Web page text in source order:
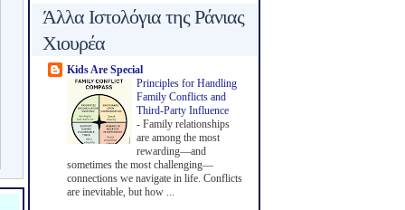
Άλλα Ιστολόγια της Ράνιας
Χιουρέα
Kids Are Special
Principles for Handling
Family Conflicts and
Third-Party Influence
- Family relationships
are among the most
rewarding—and
sometimes the most challenging—
connections we navigate in life. Conflicts
are inevitable, but how ...